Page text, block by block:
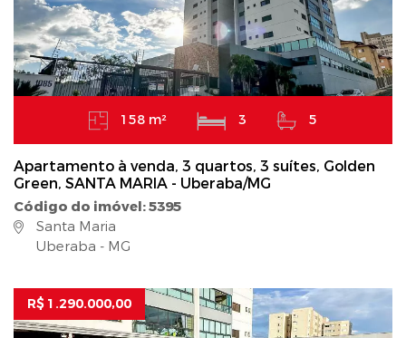
158 m² 3 5
Apartamento à venda, 3 quartos, 3 suítes, Golden
Green, SANTA MARIA - Uberaba/MG
Código do imóvel: 5395
Santa Maria
Uberaba - MG
R$ 1.290.000,00